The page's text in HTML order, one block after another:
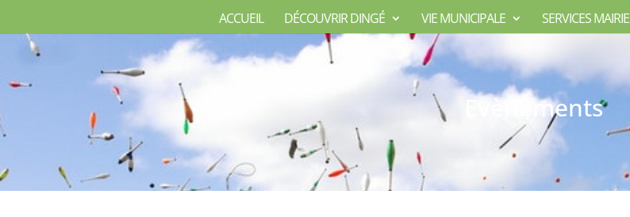
ACCUEIL DÉCOUVRIR DINGÉ VIE MUNICIPALE SERVICES MAIRIE
Evènements